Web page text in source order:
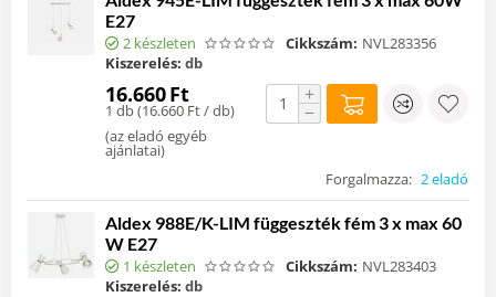
E27
2 készleten Cikkszám: NVL283356
Kiszerelés: db
16.660Ft
1 db (16.660 Ft/ db)
(az eladó egyéb
ajánlatai)
+
−
Forgalmazza: 2 eladó
Aldex 988E/K-LIM függeszték fém 3 x max 60
W E27
1 készleten Cikkszám: NVL283403
Kiszerelés: db